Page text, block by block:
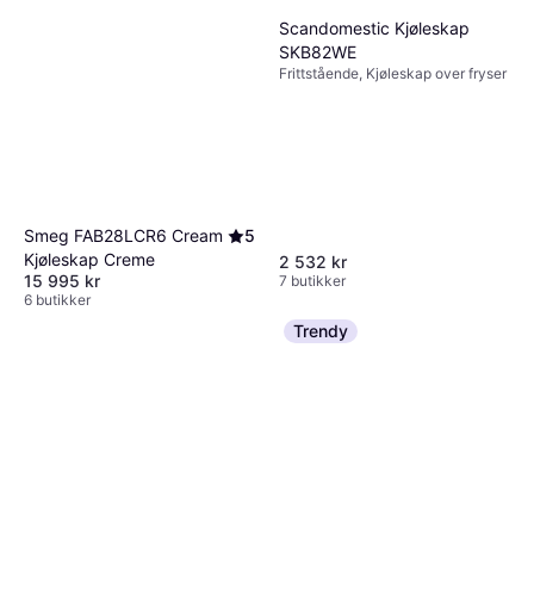
Smeg FAB28LCR6 Cream
Kjøleskap Creme
5
15 995 kr
6 butikker
Scandomestic Kjøleskap
SKB82WE
Frittstående, Kjøleskap over fryser
2 532 kr
7 butikker
Trendy